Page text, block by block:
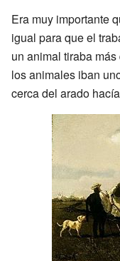
Era muy importante
igual para que el
un animal tiraba
los animales iban
cerca del arado